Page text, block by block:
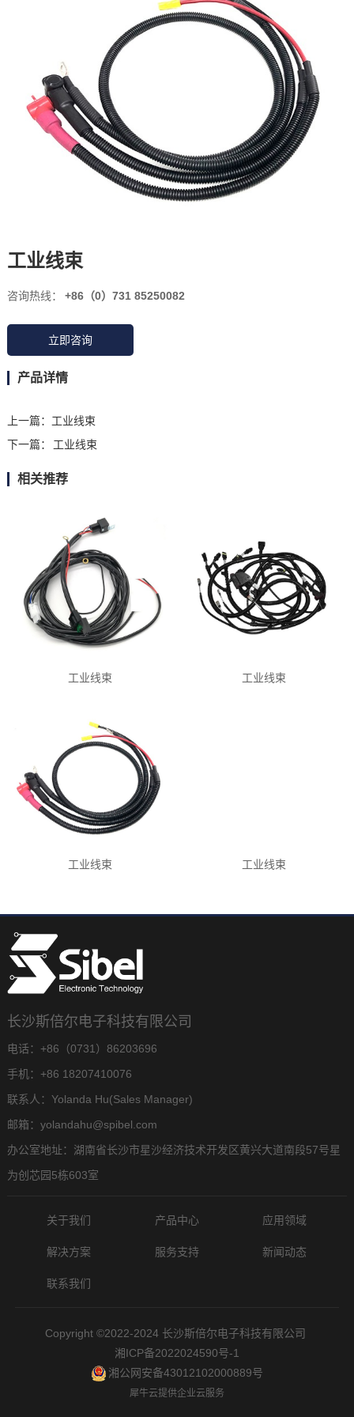
工业线束
咨询热线： +86（0）731 85250082
立即咨询
产品详情
上一篇： 工业线束
下一篇：
工业线束
相关推荐
工业线束 工业线束
工业线束 工业线束
长沙斯倍尔电子科技有限公司
电话：+86（0731）86203696
手机：+86 18207410076
联系人：Yolanda Hu(Sales Manager)
邮箱：yolandahu@spibel.com
办公室地址：湖南省长沙市星沙经济技术开发区黄兴大道南段57号星
为创芯园5栋603室
关于我们 产品中心 应用领域
解决方案 服务支持 新闻动态
联系我们
Copyright ©2022-2024 长沙斯倍尔电子科技有限公司
湘ICP备2022024590号-1
湘公网安备43012102000889号
犀牛云提供企业云服务